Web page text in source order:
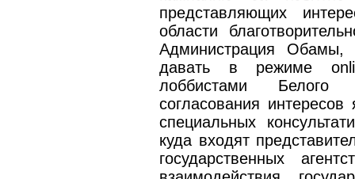
представляющих
области
Администрация
давать в режиме
лоббистами
согласования
специальных
куда входят
государственных